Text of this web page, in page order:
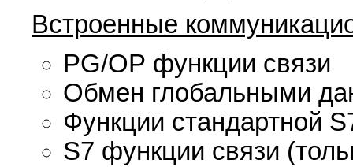
Встроенные
PG/OP функции связи
Обмен глобальными
Функции стандартной
S7 функции связи